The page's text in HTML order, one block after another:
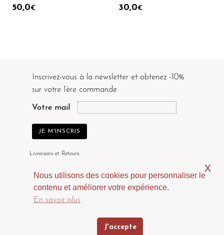
50,0€ 30,0€
Inscrivez-vous à la newsletter et obtenez -10%
sur votre 1ère commande
Votre mail
Livraisons et Retours
Politique de Confidentialité
Nous utilisons des cookies pour personnaliser le
contenu et améliorer votre expérience.
En savoir plus
J'accepte
x